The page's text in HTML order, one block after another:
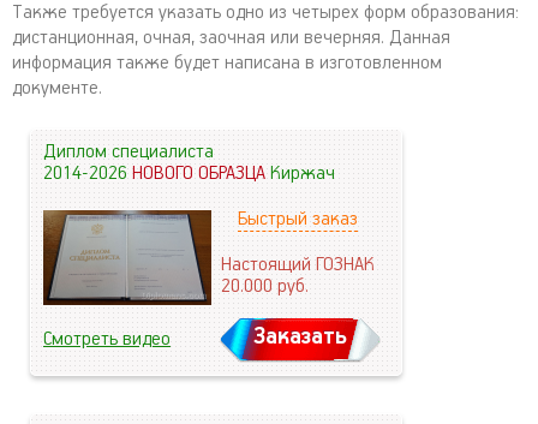
Также требуется указать одно из четырех форм образования:
дистанционная, очная, заочная или вечерняя. Данная
информация также будет написана в изготовленном
документе.
Диплом специалиста
2014-2026НОВОГО ОБРАЗЦАКиржач
Быстрый заказ
Настоящий ГОЗНАК
20.000руб.
Смотреть видео Заказать